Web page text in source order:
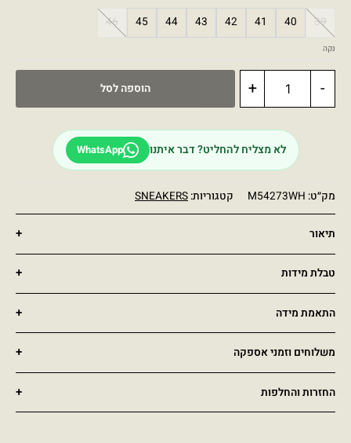
39
40
41
42
43
44
45
46
נקה
-
+ הוספה לסל
לא מצליח להחליט? דבר איתנו WhatsApp
מק״ט: M54273WH קטגוריות: SNEAKERS
תיאור
טבלת מידות
התאמת מידה
משלוחים וזמני אספקה
החזרות והחלפות